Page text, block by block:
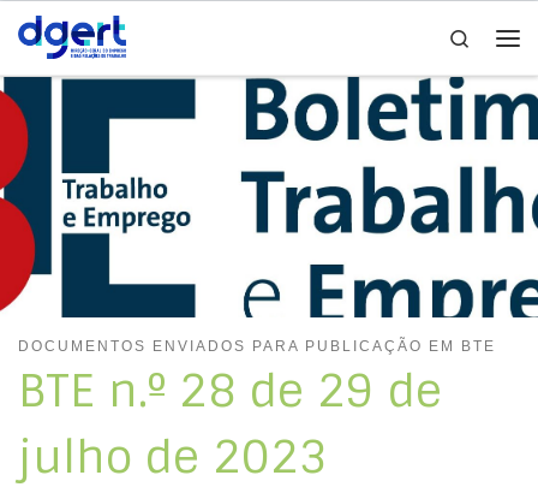
Skip to content
Search
DOCUMENTOS ENVIADOS PARA PUBLICAÇÃO EM BTE
BTE n.º 28 de 29 de
julho de 2023